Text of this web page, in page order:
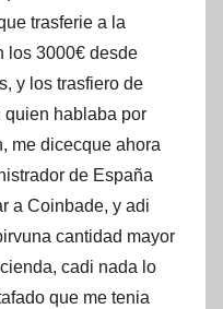
trasferie a la
los 3000€ desde
y los trasfiero de
quien hablaba por
me dicecque ahora
de España
a Coinbade, y adi
cantidad mayor
cadi nada lo
que me tenia